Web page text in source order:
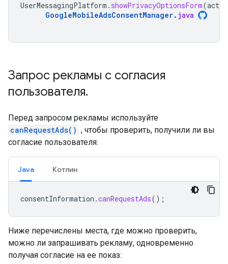
UserMessagingPlatform . showPrivacyOptionsForm(
GoogleMobileAdsConsentManager. java
Запрос рекламы с согласия
пользователя.
Перед запросом рекламы используйте
canRequestAds() , чтобы проверить, получили ли вы
согласие пользователя:
Java Котлин
consentInformation .canRequestAds();
Ниже перечислены места, где можно проверить,
можно ли запрашивать рекламу, одновременно
получая согласие на ее показ: